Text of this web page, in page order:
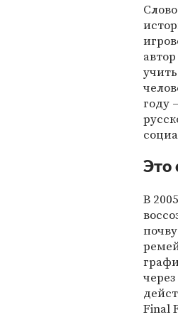
году
Это
В
Final